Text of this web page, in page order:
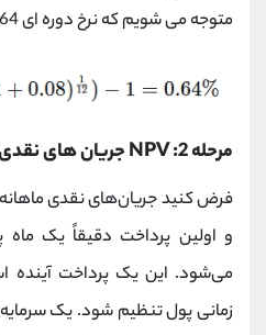
متوجه می شویم که نرخ دوره ای 0.64٪ است.
مرحله 2: NPV جریان های نقدی آتی
فرض کنید جریان‌های نقدی
و اولین پرداخت دقیقاً یک ماه
می‌شود. این یک پرداخت آینده
زمانی پول تنظیم شود. یک سرمایه